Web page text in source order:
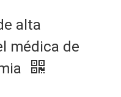
alta
médica de